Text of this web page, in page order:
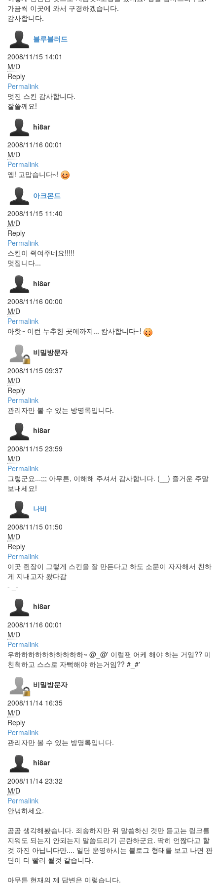
가끔씩 이곳에 와서 구경하겠습니다.
감사합니다.
블루블러드
2008/11/15 14:01
M/D
Reply
Permalink
멋진 스킨 감사합니다.
잘쓸께요!
hi8ar
2008/11/16 00:01
M/D
Permalink
옙! 고맙습니다~!
아크몬드
2008/11/15 11:40
M/D
Reply
Permalink
스킨이 쥑여주네요!!!!!
멋집니다...
hi8ar
2008/11/16 00:00
M/D
Permalink
아핫~ 이런 누추한 곳에까지... 캄사합니다~!
비밀방문자
2008/11/15 09:37
M/D
Reply
Permalink
관리자만 볼 수 있는 방명록입니다.
hi8ar
2008/11/15 23:59
M/D
Permalink
그렇군요...;;; 아무튼, 이해해 주셔서 감사합니다. (__) 즐거운 주말
보내세요!
나비
2008/11/15 01:50
M/D
Reply
Permalink
이곳 쥔장이 그렇게 스킨을 잘 만든다고 하도 소문이 자자해서 친하
게 지내고자 왔다감
- _-
hi8ar
2008/11/16 00:01
M/D
Permalink
우하하하하하하하하하하~ @_@' 이럴땐 어케 해야 하는 거임?? 미
친척하고 스스로 자뻑해야 하는거임?? #_#'
비밀방문자
2008/11/14 16:35
M/D
Reply
Permalink
관리자만 볼 수 있는 방명록입니다.
hi8ar
2008/11/14 23:32
M/D
Permalink
안녕하세요.
곰곰 생각해봤습니다. 죄송하지만 위 말씀하신 것만 듣고는 링크를
지워도 되는지 안되는지 말씀드리기 곤란하군요. 딱히 언짢다고 할
것 까진 아닙니다만.... 일단 운영하시는 블로그 형태를 보고 나면 판
단이 더 빨리 될것 같습니다.
아무튼 현재의 제 답변은 이렇습니다.
방
하
크
firefox
4.0
PhotoShop
개
구
인
스
타
램
Recent/Random
photo plugin
youtube
주
년
크
레
디
딴
이
음
monospace
김
수
영
찍으
려면
뭐가
필요
함??
에
엔
형
제
구
관
이
명
관
800
Usher
크
롤
광
시
야
각
두
목
님
Layout
Capture
wanderlust
Jason
Mraz
초
대
장
좀
요
네
에?
새